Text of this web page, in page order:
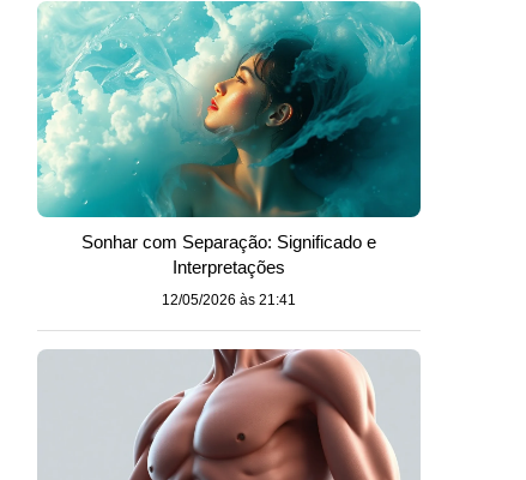
Sonhar com Separação: Significado e
Interpretações
12/05/2026 às 21:41